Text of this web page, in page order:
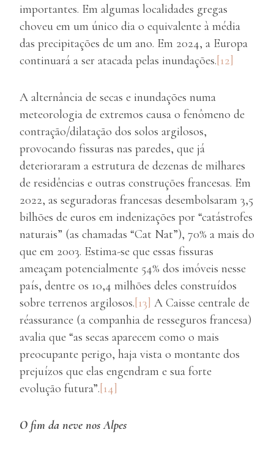
importantes. Em algumas localidades gregas
choveu em um único dia o equivalente à média
das precipitações de um ano. Em 2024, a Europa
continuará a ser atacada pelas inundações.[12]
A alternância de secas e inundações numa
meteorologia de extremos causa o fenômeno de
contração/dilatação dos solos argilosos,
provocando fissuras nas paredes, que já
deterioraram a estrutura de dezenas de milhares
de residências e outras construções francesas. Em
2022, as seguradoras francesas desembolsaram 3,5
bilhões de euros em indenizações por “catástrofes
naturais” (as chamadas “Cat Nat”), 70% a mais do
que em 2003. Estima-se que essas fissuras
ameaçam potencialmente 54% dos imóveis nesse
país, dentre os 10,4 milhões deles construídos
sobre terrenos argilosos.[13] A Caisse centrale de
réassurance (a companhia de resseguros francesa)
avalia que “as secas aparecem como o mais
preocupante perigo, haja vista o montante dos
prejuízos que elas engendram e sua forte
evolução futura”.[14]
O fim da neve nos Alpes